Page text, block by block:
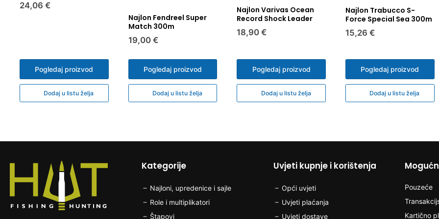
zapečaćena
pogodna za
roba koja je
Svi se proizvodi
greškom, odmah
mail adresu da se
proizvoda. Troškove
24,06 €
Pogledaj proizvod
Dodaj u listu želja
Najlon Fendreel Super
Match 300m
19,00 €
Pogledaj proizvod
Dodaj u listu želja
Najlon Varivas Ocean
Record Shock Leader
18,90 €
Pogledaj proizvod
Dodaj u listu želja
Najlon Trabucco S-
Force Special Sea 300m
15,26 €
Pogledaj proizvod
Dodaj u listu želja
Kategorije
Najloni, upredenice i sajle
Role i multiplikatori
Štapovi
Uvjeti kupnje i korištenja
Opći uvjeti
Uvjeti plaćanja
Uvjeti dostave
Pouzeće
Kartično